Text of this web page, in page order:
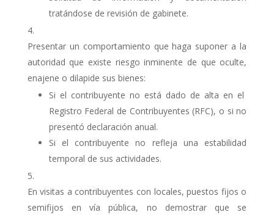
tratándose de revisión de gabinete.
Presentar un comportamiento que haga suponer a la
autoridad que existe riesgo inminente de que oculte,
enajene o dilapide sus bienes:
Si el contribuyente no está dado de alta en el
Registro Federal de Contribuyentes (RFC), o si no
presentó declaración anual.
Si el contribuyente no refleja una estabilidad
temporal de sus actividades.
En visitas a contribuyentes con locales, puestos fijos o
semifijos en vía pública, no demostrar que se